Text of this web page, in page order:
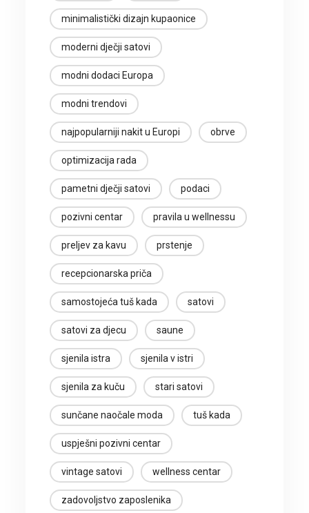
minimalistički dizajn kupaonice
moderni dječji satovi
modni dodaci Europa
modni trendovi
najpopularniji nakit u Europi obrve
optimizacija rada
pametni dječji satovi podaci
pozivni centar pravila u wellnessu
preljev za kavu prstenje
recepcionarska priča
samostojeća tuš kada satovi
satovi za djecu saune
sjenila istra sjenila v istri
sjenila za kuču stari satovi
sunčane naočale moda tuš kada
uspješni pozivni centar
vintage satovi wellness centar
zadovoljstvo zaposlenika